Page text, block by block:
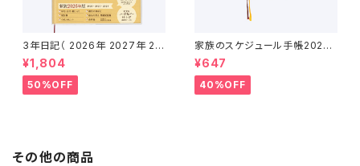
3年日記（ 2026年 2027年 20
28年 ）
¥1,804
50%OFF
家族のスケジュール手帳2026
（2025年12月〜2027年1月）
¥647
40%OFF
その他の商品